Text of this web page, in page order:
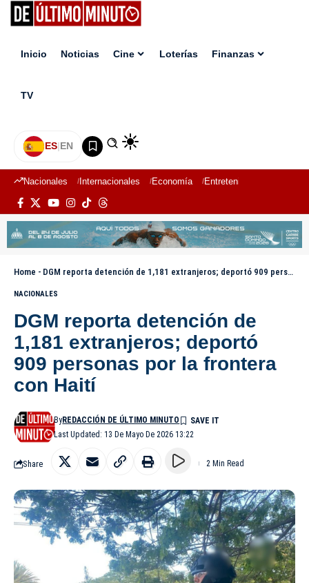
Inicio Noticias Cine Loterías Finanzas
TV
ES|EN
Nacionales Internacionales Economía Entretenimiento
Home - DGM reporta detención de 1,181 extranjeros; deportó 909 personas por la frontera con Haití
NACIONALES
DGM reporta detención de
1,181 extranjeros; deportó
909 personas por la frontera
con Haití
Last Updated: 13 De Mayo De 2026 13:22
ByREDACCIÓN DE ÚLTIMO MINUTO
Share 2 Min Read